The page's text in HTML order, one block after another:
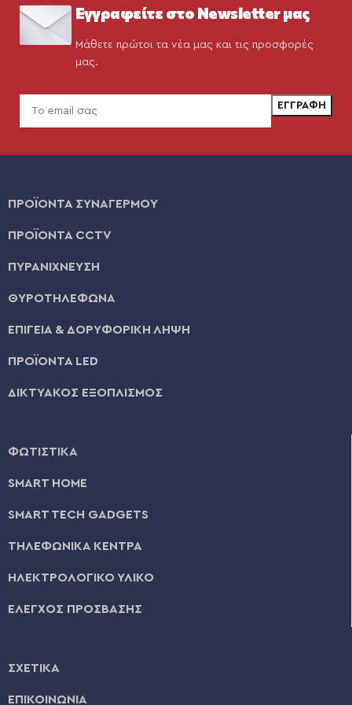
Εγγραφείτε στο Newsletter μας
Μάθετε πρώτοι τα νέα μας και τις προσφορές
μας.
ΠΡΟΪΟΝΤΑ ΣΥΝΑΓΕΡΜΟΥ
ΠΡΟΪΟΝΤΑ CCTV
ΠΥΡΑΝΙΧΝΕΥΣΗ
ΘΥΡΟΤΗΛΕΦΩΝΑ
ΕΠΙΓΕΙΑ & ΔΟΡΥΦΟΡΙΚΗ ΛΗΨΗ
ΠΡΟΪΟΝΤΑ LED
ΔΙΚΤΥΑΚΟΣ ΕΞΟΠΛΙΣΜΟΣ
ΦΩΤΙΣΤΙΚΑ
SMART HOME
SMART TECH GADGETS
ΤΗΛΕΦΩΝΙΚΑ ΚΕΝΤΡΑ
ΗΛΕΚΤΡΟΛΟΓΙΚΟ ΥΛΙΚΟ
ΕΛΕΓΧΟΣ ΠΡΟΣΒΑΣΗΣ
ΣΧΕΤΙΚΑ
ΕΠΙΚΟΙΝΩΝΙΑ